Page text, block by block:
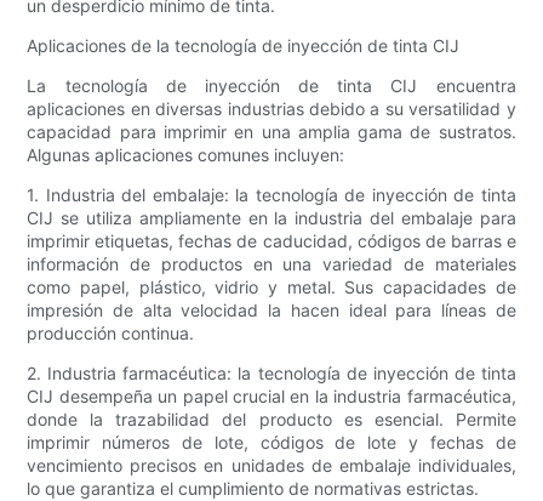
un desperdicio mínimo de tinta.
Aplicaciones de la tecnología de inyección de tinta CIJ
La tecnología de inyección de tinta CIJ encuentra
aplicaciones en diversas industrias debido a su versatilidad y
capacidad para imprimir en una amplia gama de sustratos.
Algunas aplicaciones comunes incluyen:
1. Industria del embalaje: la tecnología de inyección de tinta
CIJ se utiliza ampliamente en la industria del embalaje para
imprimir etiquetas, fechas de caducidad, códigos de barras e
información de productos en una variedad de materiales
como papel, plástico, vidrio y metal. Sus capacidades de
impresión de alta velocidad la hacen ideal para líneas de
producción continua.
2. Industria farmacéutica: la tecnología de inyección de tinta
CIJ desempeña un papel crucial en la industria farmacéutica,
donde la trazabilidad del producto es esencial. Permite
imprimir números de lote, códigos de lote y fechas de
vencimiento precisos en unidades de embalaje individuales,
lo que garantiza el cumplimiento de normativas estrictas.